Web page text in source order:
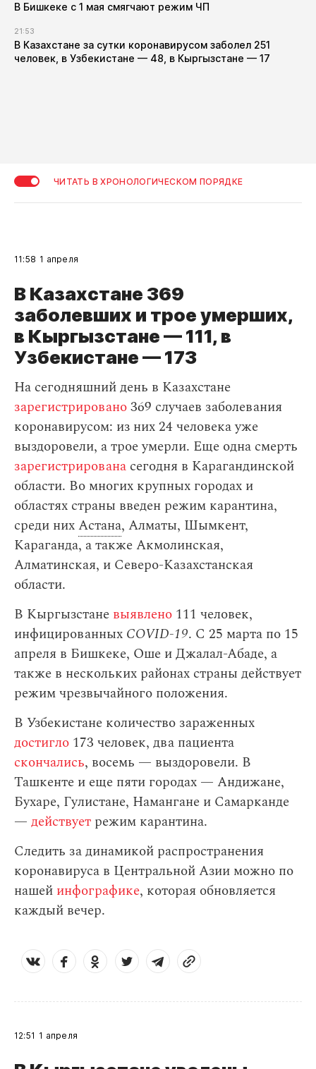
В Бишкеке с 1 мая смягчают режим ЧП
21:53
В Казахстане за сутки коронавирусом заболел 251
человек, в Узбекистане — 48, в Кыргызстане — 17
ЧИТАТЬ В ХРОНОЛОГИЧЕСКОМ ПОРЯДКЕ
11:58 1 апреля
В Казахстане 369
заболевших и трое умерших,
в Кыргызстане — 111, в
Узбекистане — 173
На сегодняшний день в Казахстане
зарегистрировано369 случаев заболевания
коронавирусом: из них 24 человека уже
выздоровели, а трое умерли. Еще одна смерть
зарегистрирована сегодня в Карагандинской
области. Во многих крупных городах и
областях страны введен режим карантина,
среди нихАстана, Алматы, Шымкент,
Караганда, а также Акмолинская,
Алматинская, и Северо-Казахстанская
области.
В Кыргызстане выявлено 111 человек,
инфицированных COVID-19. С 25 марта по 15
апреля в Бишкеке, Оше и Джалал-Абаде, а
также в нескольких районах страны действует
режим чрезвычайного положения.
В Узбекистане количество зараженных
достигло 173 человек, два пациента
скончались, восемь — выздоровели. В
Ташкенте и еще пяти городах — Андижане,
Бухаре, Гулистане, Намангане и Самарканде
— действует режим карантина.
Следить за динамикой распространения
коронавируса в Центральной Азии можно по
нашей инфографике, которая обновляется
каждый вечер.
12:51 1 апреля